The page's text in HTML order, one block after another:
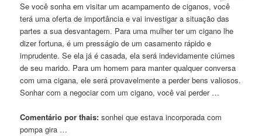
Se você sonha em visitar um acampamento de ciganos, você
terá uma oferta de importância evai investigar a situação das
partes a sua desvantagem. Para uma mulher ter um cigano lhe
dizer fortuna, é um presságio de um casamento rápido e
imprudente. Se ela já é casada, ela será indevidamente ciúmes
de seu marido. Para um homem para manter qualquer conversa
com uma cigana, ele será provavelmente a perder bens valiosos.
Sonhar com a negociar com um cigano, vocêvai perder …
Comentário por thais: sonheique estava incorporada com
pompa gira …